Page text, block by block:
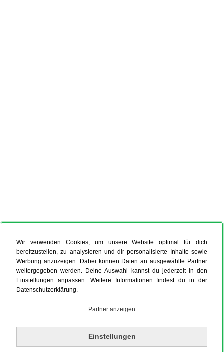
Wir verwenden Cookies, um unsere Website optimal für dich
bereitzustellen, zu analysieren und dir personalisierte Inhalte sowie
Werbung anzuzeigen. Dabei können Daten an ausgewählte Partner
weitergegeben werden. Deine Auswahl kannst du jederzeit in den
Einstellungen anpassen. Weitere Informationen findest du in der
Datenschutzerklärung.
Partner anzeigen
Einstellungen